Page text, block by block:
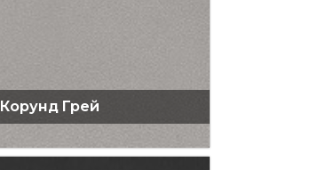
Корунд Грей